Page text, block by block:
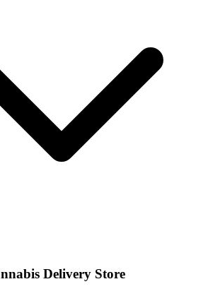
Delivery Store